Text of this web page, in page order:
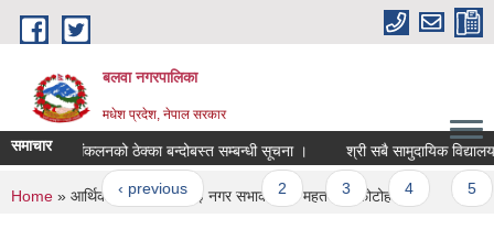
Skip to main content
बलवा नगरपालिका
मधेश प्रदेश, नेपाल सरकार
समाचार
आय संकलनको ठेक्का बन्दोबस्त सम्बन्धी सूचना । श्री सबै सामुदायिक विद्यालयहरु
‹ previous … 2 3 4 6
You are here
Home » आर्थिक बर्ष २०८२।०८३ नगर सभाको केहि महतवपूर्ण फोटोहरु